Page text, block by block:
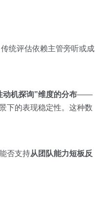
统评估依赖主管旁听或成
机探询”维度的分布——
下的表现稳定性。这种数
否支持从团队能力短板反